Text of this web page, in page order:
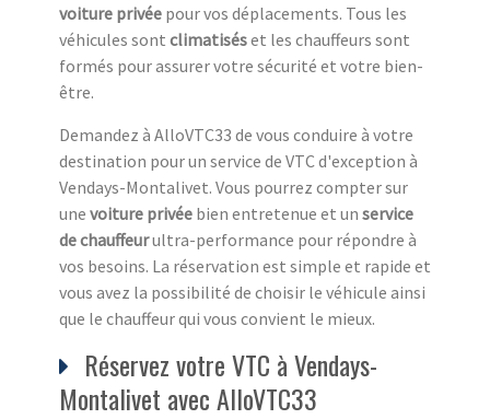
voiture privée pour vos déplacements. Tous les
véhicules sont climatiséset les chauffeurs sont
formés pour assurer votre sécurité et votre bien-
être.
Demandez à AlloVTC33 de vous conduire à votre
destination pour un service de VTC d'exception à
Vendays-Montalivet. Vous pourrez compter sur
une voiture privée bien entretenue et un service
de chauffeurultra-performance pour répondre à
vos besoins. La réservation est simple et rapide et
vous avez la possibilité de choisir le véhicule ainsi
que le chauffeur qui vous convient le mieux.
Réservez votre VTC à Vendays-
Montalivet avec AlloVTC33